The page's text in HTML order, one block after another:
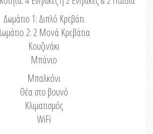
Δωμάτιο 1: Διπλό Κρεβάτι
2: 2 Μονά Κρεβάτια
Κουζινάκι
Μπάνιο
Μπαλκόνι
Θέα στο βουνό
Κλιματισμός
WiFi